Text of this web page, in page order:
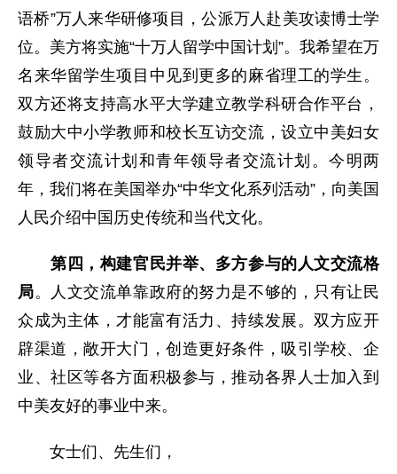
语桥”万人来华研修项目，公派万人赴美攻读博士学
位。美方将实施“十万人留学中国计划”。我希望在万
名来华留学生项目中见到更多的麻省理工的学生。
双方还将支持高水平大学建立教学科研合作平台，
鼓励大中小学教师和校长互访交流，设立中美妇女
领导者交流计划和青年领导者交流计划。今明两
年，我们将在美国举办“中华文化系列活动”，向美国
人民介绍中国历史传统和当代文化。
第四，构建官民并举、多方参与的人文交流格
局。人文交流单靠政府的努力是不够的，只有让民
众成为主体，才能富有活力、持续发展。双方应开
辟渠道，敞开大门，创造更好条件，吸引学校、企
业、社区等各方面积极参与，推动各界人士加入到
中美友好的事业中来。
女士们、先生们，